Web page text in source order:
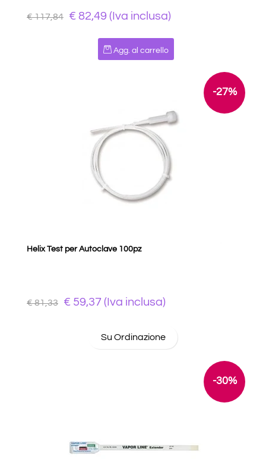
€ 117,84 € 82,49 (Iva inclusa)
Quantità
Agg. al carrello
-27%
Helix Test per Autoclave 100pz
€ 81,33 € 59,37 (Iva inclusa)
Su Ordinazione
-30%